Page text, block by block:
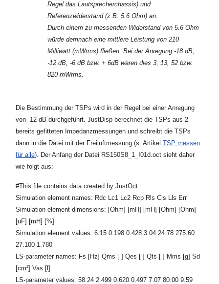
Regel das Lautsprecherchassis) und
Referenzwiderstand (z.B. 5.6 Ohm) an.
Durch einem zu messenden Widerstand von 5.6 Ohm
würde demnach eine mittlere Leistung von 210
Milliwatt (mWrms) fließen. Bei der Anregung -18 dB,
-12 dB, -6 dB bzw. + 6dB wären dies 3, 13, 52 bzw.
820 mWrms.
Die Bestimmung der TSPs wird in der Regel bei einer Anregung
von -12 dB durchgeführt. JustDisp berechnet die TSPs aus 2
bereits gefitteten Impedanzmessungen und schreibt die TSPs
dann in die Datei mit der Freiluftmessung (s. Artikel TSP messen
für alle). Der Anfang der Datei RS150S8_1_I01d.oct sieht daher
wie folgt aus:
#This file contains data created by JustOct
Simulation element names: Rdc Lc1 Lc2 Rcp Rls Cls Lls Err
Simulation element dimensions: [Ohm] [mH] [mH] [Ohm] [Ohm]
[uF] [mH] [%]
Simulation element values: 6.15 0.198 0.428 3.04 24.78 275.60
27.100 1.780
LS-parameter names: Fs [Hz] Qms [ ] Qes [ ] Qts [ ] Mms [g] Sd
[cm²] Vas [l]
LS-parameter values: 58.24 2.499 0.620 0.497 7.07 80.00 9.59